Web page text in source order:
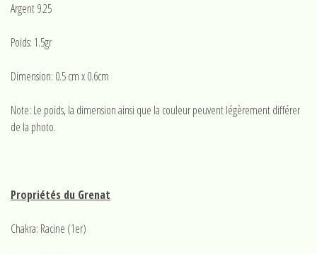
Argent 9.25
Poids: 1.5gr
Dimension: 0.5 cm x 0.6cm
Note: Le poids, la dimension ainsi que la couleur peuvent légèrement différer
de la photo.
Propriétés du Grenat
Chakra: Racine (1er)